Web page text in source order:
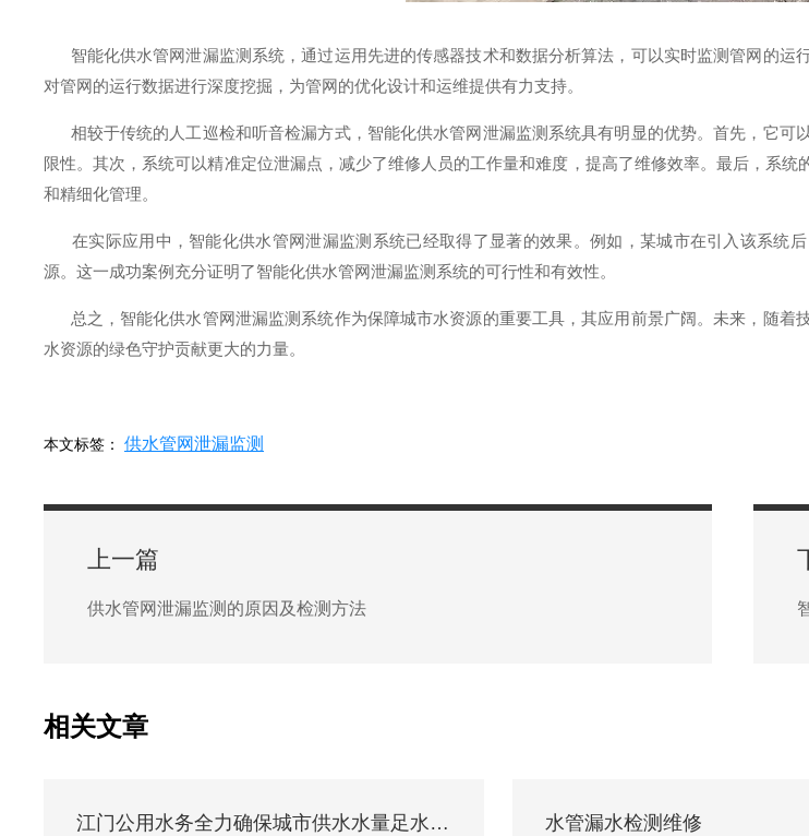
智能化供水管网泄漏监测系统，通过运用先进的传感器技术和数据分析算法，可以实时监测管网的运
对管网的运行数据进行深度挖掘，为管网的优化设计和运维提供有力支持。
相较于传统的人工巡检和听音检漏方式，智能化供水管网泄漏监测系统具有明显的优势。首先，它可
限性。其次，系统可以精准定位泄漏点，减少了维修人员的工作量和难度，提高了维修效率。最后，系
和精细化管理。
在实际应用中，智能化供水管网泄漏监测系统已经取得了显著的效果。例如，某城市在引入该系统
源。这一成功案例充分证明了智能化供水管网泄漏监测系统的可行性和有效性。
总之，智能化供水管网泄漏监测系统作为保障城市水资源的重要工具，其应用前景广阔。未来，随着
水资源的绿色守护贡献更大的力量。
本文标签： 供水管网泄漏监测
上一篇
供水管网泄漏监测的原因及检测方法
相关文章
江门公用水务全力确保城市供水水量足水质优水压稳 水管漏水检测维修